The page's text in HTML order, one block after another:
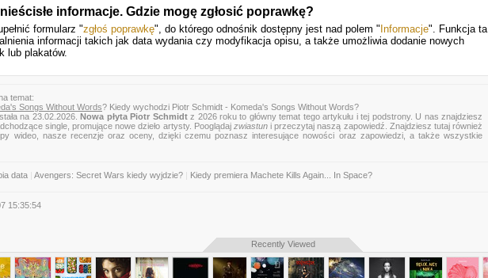
informacje. Gdzie mogę zgłosić poprawkę?
formularz "zgłoś poprawkę", do którego odnośnik dostępny jest nad polem " Informacje". Funkcja ta
informacji takich jak data wydania czy modyfikacja opisu, a także umożliwia dodanie nowych
lub plakatów.
temat:
Songs Without Words? Kiedy wychodzi Piotr Schmidt - Komeda's Songs Without Words?
na 23.02.2026.Nowa płyta Piotr Schmidtz 2026 roku to główny temat tego artykułu i tej podstrony. U nas znajdziesz
single, promujące nowe dzieło artysty. Pooglądaj zwiastuni przeczytaj naszą zapowiedź. Znajdziesz tutaj również
wideo, nasze recenzje oraz oceny, dzięki czemu poznasz interesujące nowości oraz zapowiedzi, a także wszystkie
data Avengers: Secret Wars kiedy wyjdzie? Kiedy premiera Machete Kills Again... In Space?
15:35:54
Recently Viewed